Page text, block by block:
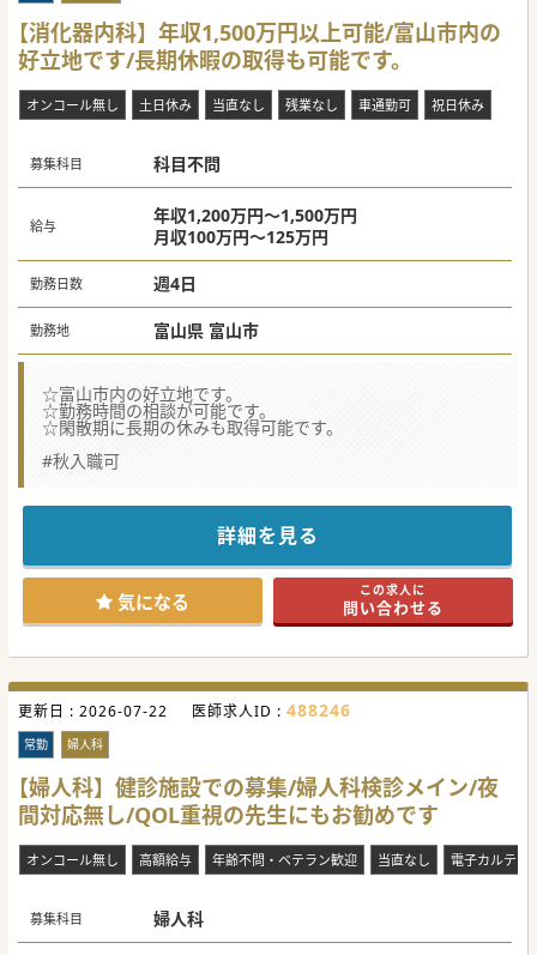
【消化器内科】年収1,500万円以上可能/富山市内の
好立地です/長期休暇の取得も可能です。
オンコール無し 土日休み 当直なし 残業なし 車通勤可 祝日休み
募集科目 科目不問
給与
年収1,200万円～1,500万円
月収100万円～125万円
勤務日数 週4日
勤務地 富山県 富山市
☆富山市内の好立地です。
☆勤務時間の相談が可能です。
☆閑散期に長期の休みも取得可能です。
#秋入職可
詳細を見る
気になる この求人に
問い合わせる
更新日 : 2026-07-22 医師求人ID : 488246
常勤 婦人科
【婦人科】健診施設での募集/婦人科検診メイン/夜
間対応無し/QOL重視の先生にもお勧めです
オンコール無し 高額給与 年齢不問・ベテラン歓迎 当直なし 電子カルテ
募集科目 婦人科